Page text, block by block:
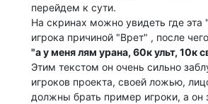
перейдем к сути.
На скринах можно увидеть где эта
игрока причиной "Врет" , после
"а у меня лям урана, 60к ульт, 10к
Этим текстом он очень сильно
игроков проекта, своей ложью,
должны брать пример игроки, а он